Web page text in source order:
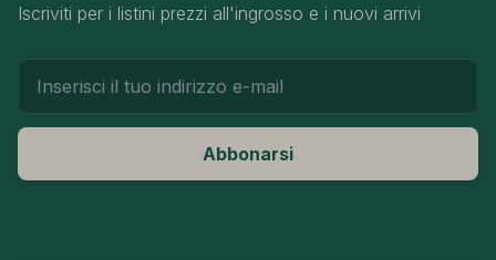
Iscriviti per i listini prezzi all'ingrosso e i nuovi arrivi
Abbonarsi